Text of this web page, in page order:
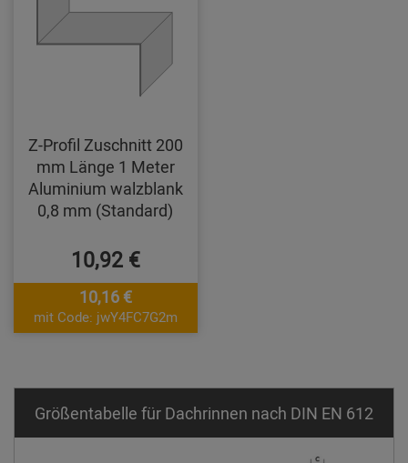
Z-Profil Zuschnitt 200
mm Länge 1 Meter
Aluminium walzblank
0,8 mm (Standard)
10,92 €
10,16 €
mit Code: jwY4FC7G2m
Größentabelle für Dachrinnen nach DIN EN 612